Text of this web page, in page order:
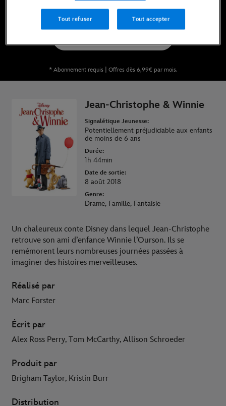
* Abonnement requis | Offres dès 6,99€ par mois.
Jean-Christophe & Winnie
Signalétique Jeunesse:
Potentiellement préjudiciable aux enfants
de moins de 6 ans
Durée:
1h 44min
Date de sortie:
8 août 2018
Genre:
Drame, Famille, Fantaisie
Un chaleureux conte Disney dans lequel Jean-Christophe
retrouve son ami d’enfance Winnie l’Ourson. Ils se
remémorent leurs nombreuses journées passées à
imaginer des histoires merveilleuses.
Réalisé par
Marc Forster
Écrit par
Alex Ross Perry, Tom McCarthy, Allison Schroeder
Produit par
Brigham Taylor, Kristin Burr
Distribution
Tout refuser Tout accepter